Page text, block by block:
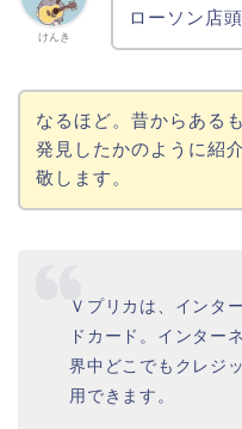
けんき
ローソン店
なるほど。昔からある
発見したかのように紹
敬します。
Ｖプリカは、インタ
ドカード。インター
界中どこでもクレジ
用できます。